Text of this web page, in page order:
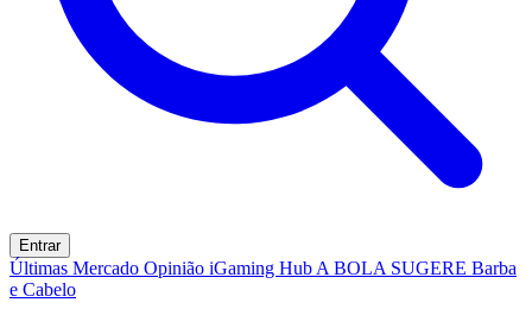
Entrar
Últimas Mercado Opinião iGaming Hub A BOLA SUGERE Barba
e Cabelo